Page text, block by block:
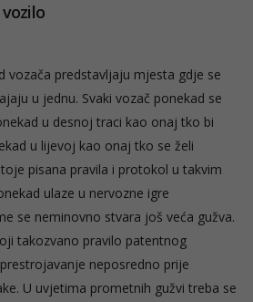
vozača predstavljaju mjesta gdje se
u jednu. Svaki vozač ponekad se
u desnoj traci kao onaj tko bi
u lijevoj kao onaj tko se želi
pisana pravila i protokol u takvim
ulaze u nervozne igre
se neminovno stvara još veća gužva.
takozvano pravilo patentnog
neposredno prije
U uvjetima prometnih gužvi treba se